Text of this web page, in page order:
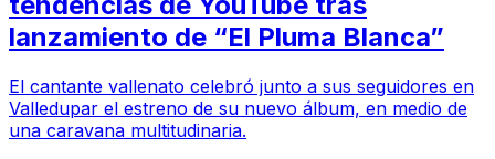
lanzamiento de “El Pluma Blanca”
El cantante vallenato celebró junto a sus seguidores en
Valledupar el estreno de su nuevo álbum, en medio de
una caravana multitudinaria.